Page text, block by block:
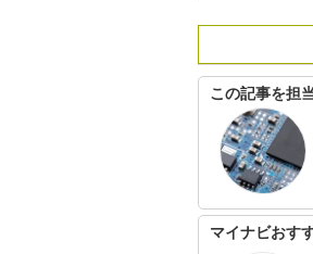
この記事を担
マイナビおす